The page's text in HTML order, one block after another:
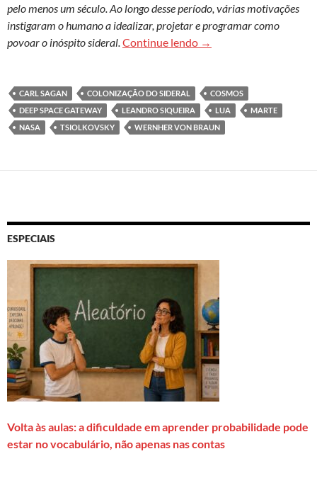
pelo menos um século. Ao longo desse período, várias motivações
instigaram o humano a idealizar, projetar e programar como
povoar o inóspito sideral.Continue lendo Idealizações, projetos
→
CARL SAGAN COLONIZAÇÃO DO SIDERAL
COSMOS
DEEP SPACE GATEWAY
LEANDRO SIQUEIRA LUA
MARTE
NASA
TSIOLKOVSKY WERNHER VON BRAUN
ESPECIAIS
Volta às aulas: a dificuldade em aprender probabilidade pode
estar no vocabulário, não apenas nas contas